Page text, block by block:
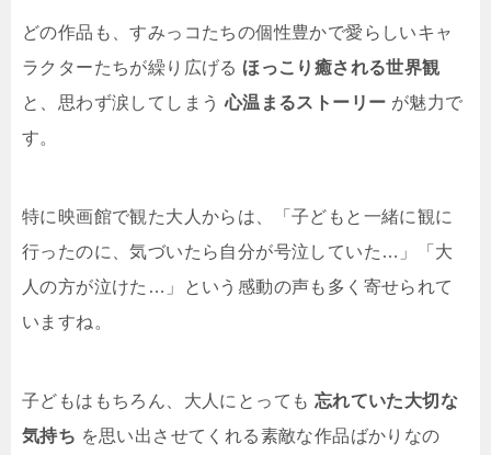
どの作品も、すみっコたちの個性豊かで愛らしいキャ
ラクターたちが繰り広げる ほっこり癒される世界観
と、思わず涙してしまう心温まるストーリー が魅力で
す。
特に映画館で観た大人からは、「子どもと一緒に観に
行ったのに、気づいたら自分が号泣していた…」「大
人の方が泣けた…」という感動の声も多く寄せられて
いますね。
子どもはもちろん、大人にとっても 忘れていた大切な
気持ち を思い出させてくれる素敵な作品ばかりなの